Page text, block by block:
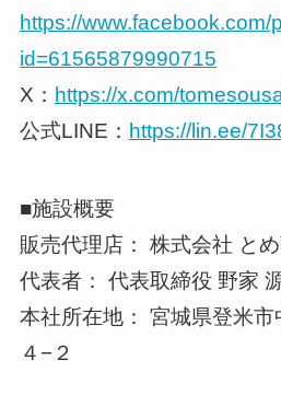
https://www.facebook.com/
id=61565879990715
X： https://x.com/
公式LINE： https://lin.ee/
■施設概要
販売代理店： 株式会社 と
代表者： 代表取締役 野家
本社所在地： 宮城県登米市
４−２